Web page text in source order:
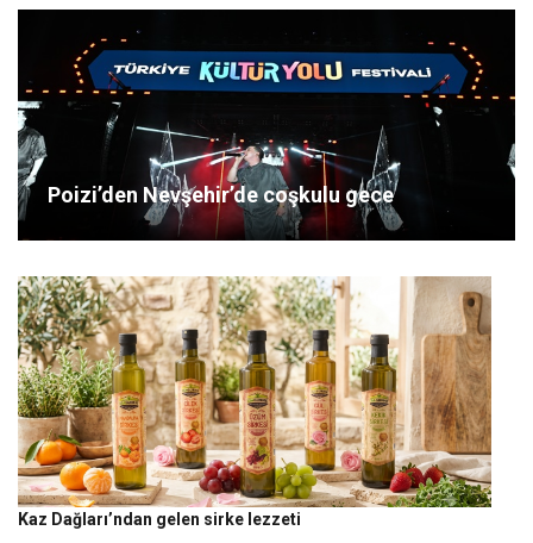
Poizi’den Nevşehir’de coşkulu gece
Kaz Dağları’ndan gelen sirke lezzeti